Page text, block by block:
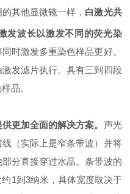
其他显微镜一样， 白激光共
发波长以激发不同的荧光染
时激发多重染色样品更好。
发滤片执行。具有三到四段
品。
更加全面的解决方案。 声光
（实际上是窄条带波）并将
分直接穿过水晶。条带波的
1到3纳米，具体宽度取决于